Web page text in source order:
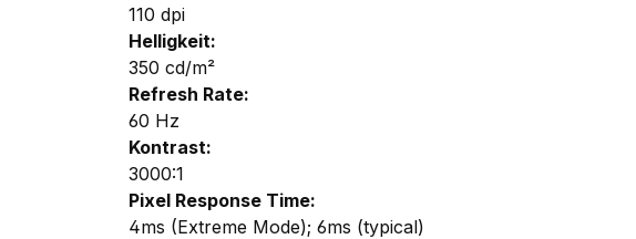
110 dpi
Helligkeit:
350 cd/m²
Refresh Rate:
60 Hz
Kontrast:
3000:1
Pixel Response Time:
4ms (Extreme Mode); 6ms (typical)